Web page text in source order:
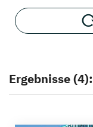
Ergebnisse (4):